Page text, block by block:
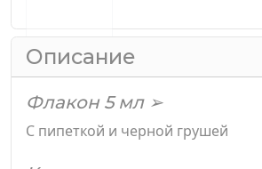
Описание
Флакон 5 мл ➢
С пипеткой и черной грушей